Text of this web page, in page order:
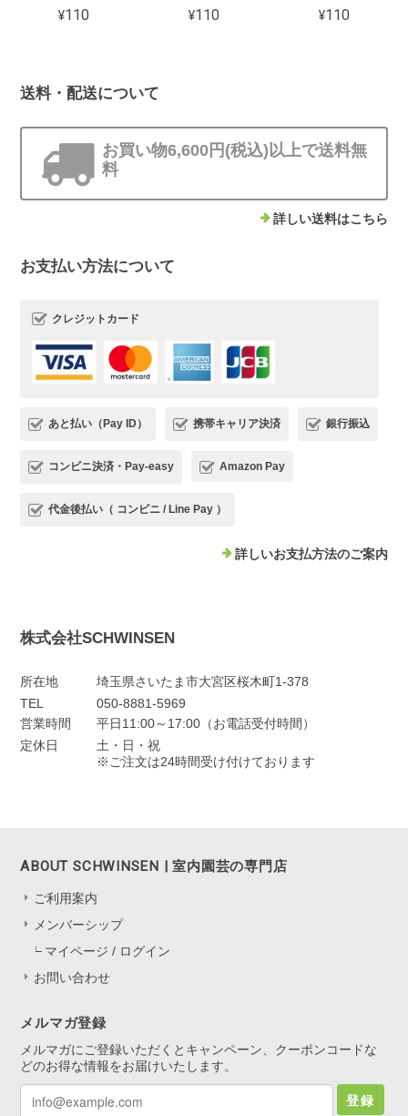
¥110 ¥110 ¥110
送料・配送について
お買い物6,600円(税込)以上で送料無
料
詳しい送料はこちら
お支払い方法について
クレジットカード
あと払い（Pay ID） 携帯キャリア決済 銀行振込
コンビニ決済・Pay-easy Amazon Pay
代金後払い（ コンビニ / Line Pay ）
詳しいお支払方法のご案内
株式会社SCHWINSEN
所在地
埼玉県さいたま市大宮区桜木町1-378
TEL
050-8881-5969
営業時間
平日11:00～17:00（お電話受付時間）
定休日
土・日・祝
※ご注文は24時間受け付けております
ABOUT SCHWINSEN | 室内園芸の専門店
ご利用案内
メンバーシップ
マイページ / ログイン
お問い合わせ
メルマガ登録
メルマガにご登録いただくとキャンペーン、クーポンコードな
どのお得な情報をお届けいたします。
登録